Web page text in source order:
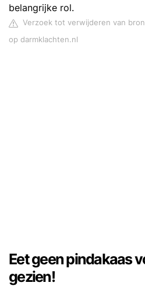
belangrijke rol.
Verzoek tot verwijderen van bron
op darmklachten.nl
Eet geen pindakaas
gezien!